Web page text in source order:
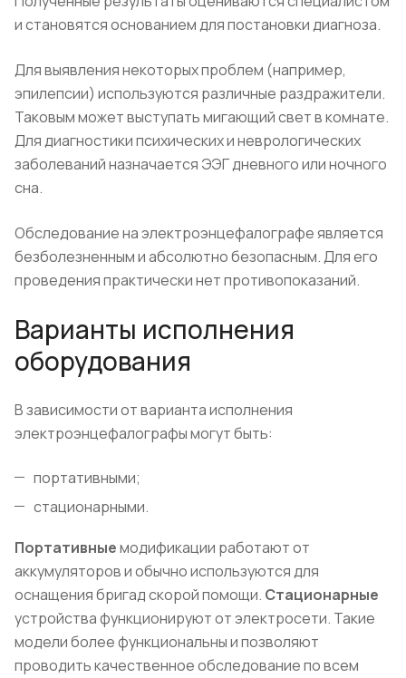
и становятся основанием для постановки диагноза.
Для выявления некоторых проблем (например,
эпилепсии) используются различные раздражители.
Таковым может выступать мигающий свет в комнате.
Для диагностики психических и неврологических
заболеваний назначается ЭЭГ дневного или ночного
сна.
Обследование на электроэнцефалографе является
безболезненным и абсолютно безопасным. Для его
проведения практически нет противопоказаний.
Варианты исполнения
оборудования
В зависимости от варианта исполнения
электроэнцефалографы могут быть:
портативными;
стационарными.
Портативныемодификации работают от
аккумуляторов и обычно используются для
оснащения бригад скорой помощи. Стационарные
устройства функционируют от электросети. Такие
модели более функциональны и позволяют
проводить качественное обследование по всем